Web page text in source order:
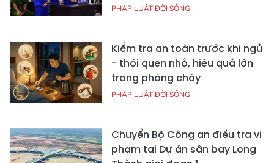
PHÁP LUẬT ĐỜI SỐNG
Kiểm tra an toàn trước khi ngủ
- thói quen nhỏ, hiệu quả lớn
trong phòng cháy
PHÁP LUẬT ĐỜI SỐNG
Chuyển Bộ Công an điều tra vi
phạm tại Dự án sân bay Long